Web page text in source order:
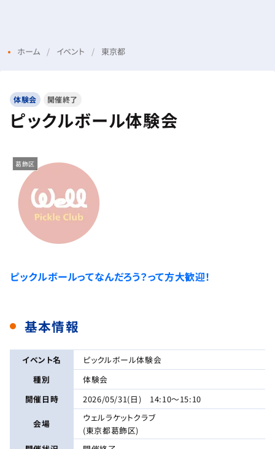
ホーム イベント 東京都
体験会 開催終了
ピックルボール体験会
葛飾区
ピックルボールってなんだろう？って方大歓迎！
基本情報
イベント名
ピックルボール体験会
種別
体験会
開催日時
2026/05/31(日) 14:10～15:10
会場
ウェルラケットクラブ
(東京都葛飾区)